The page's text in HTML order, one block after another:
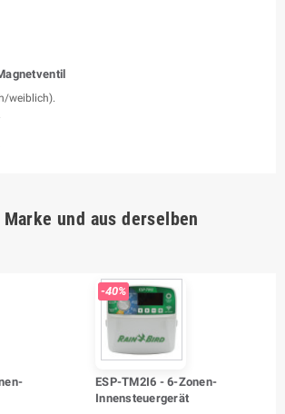
weiblich).
und aus derselben
-40%
ESP-TM2I6 - 6-Zonen-
Innensteuergerät